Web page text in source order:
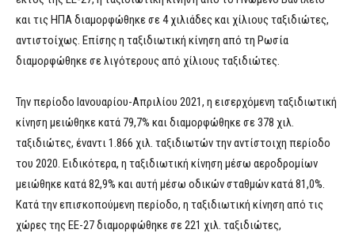
και τις ΗΠΑ διαμορφώθηκε σε 4 χιλιάδες και χίλιους ταξιδιώτες,
αντιστοίχως. Επίσης η ταξιδιωτική κίνηση από τη Ρωσία
διαμορφώθηκε σε λιγότερους από χίλιους ταξιδιώτες.
Την περίοδο Ιανουαρίου-Απριλίου 2021, η εισερχόμενη ταξιδιωτική
κίνηση μειώθηκε κατά 79,7% και διαμορφώθηκε σε 378 χιλ.
ταξιδιώτες, έναντι 1.866 χιλ. ταξιδιωτών την αντίστοιχη περίοδο
του 2020. Ειδικότερα, η ταξιδιωτική κίνηση μέσω αεροδρομίων
μειώθηκε κατά 82,9% και αυτή μέσω οδικών σταθμών κατά 81,0%.
Κατά την επισκοπούμενη περίοδο, η ταξιδιωτική κίνηση από τις
χώρες της ΕΕ-27 διαμορφώθηκε σε 221 χιλ. ταξιδιώτες,